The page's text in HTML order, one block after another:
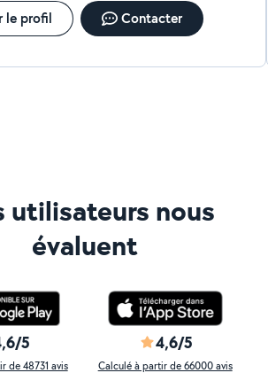
le profil Contacter
utilisateurs nous
évaluent
5
de 48731 avis
4,6/5
Calculé à partir de 66000 avis